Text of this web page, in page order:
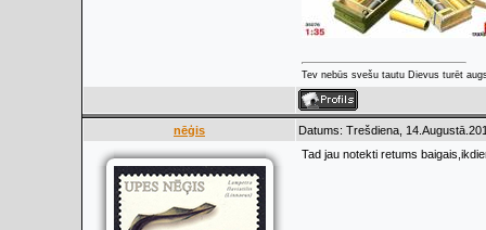
Tev nebūs svešu tautu Dievus turēt
nēģis Datums: Trešdiena,
Tad jau notekti retums